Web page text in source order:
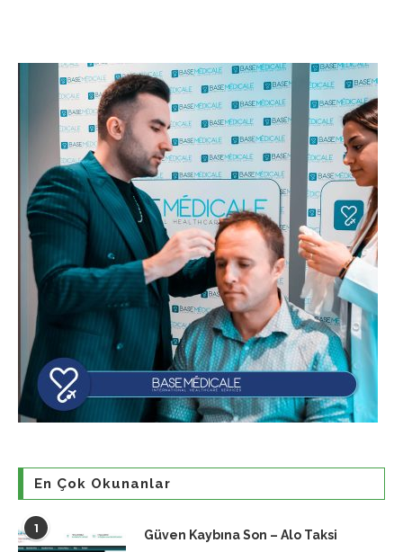
En Çok Okunanlar
1 Güven Kaybına Son – Alo Taksi